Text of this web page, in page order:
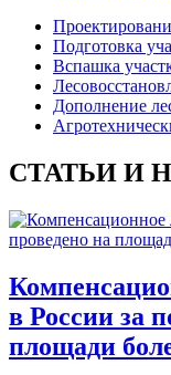
Подготовка
Вспашка
Дополнение
СТАТЬИ И
в России за
площади